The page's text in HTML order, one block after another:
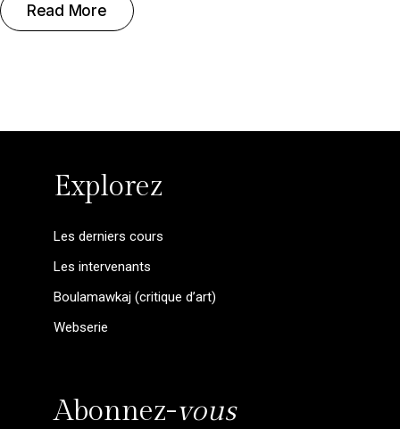
Read More
Explorez
Les derniers cours
Les intervenants
Boulamawkaj (critique d’art)
Webserie
Abonnez-vous